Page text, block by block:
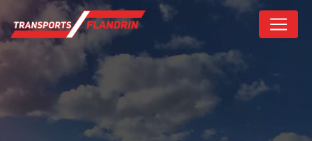
Panneau de gestion des cookies